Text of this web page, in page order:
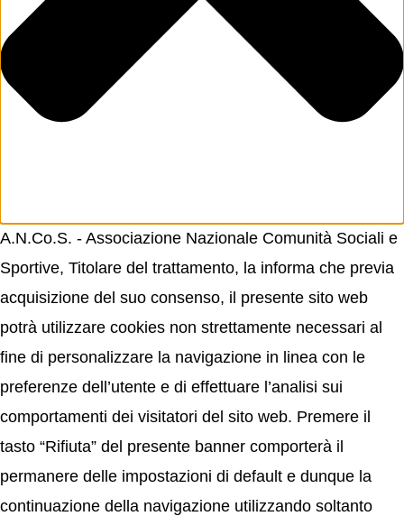
A.N.Co.S. - Associazione Nazionale Comunità Sociali e
Sportive, Titolare del trattamento, la informa che previa
acquisizione del suo consenso, il presente sito web
potrà utilizzare cookies non strettamente necessari al
fine di personalizzare la navigazione in linea con le
preferenze dell’utente e di effettuare l’analisi sui
comportamenti dei visitatori del sito web. Premere il
tasto “Rifiuta” del presente banner comporterà il
permanere delle impostazioni di default e dunque la
continuazione della navigazione utilizzando soltanto